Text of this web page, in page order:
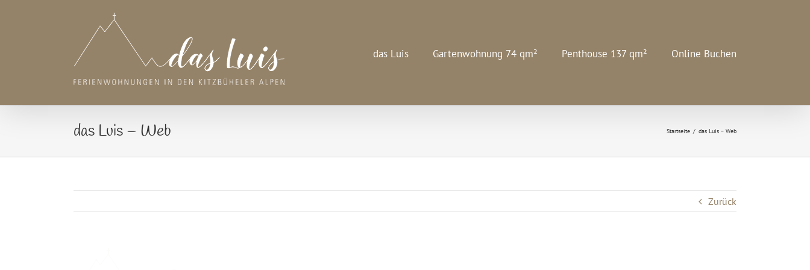
das Luis Gartenwohnung 74 qm² Penthouse 137 qm² Online Buchen
das Luis – Web Startseite / das Luis – Web
Zurück